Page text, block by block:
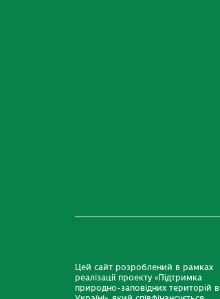
Цей сайт розроблений в рамках
реалізації проекту «Підтримка
природно-заповідних територій в